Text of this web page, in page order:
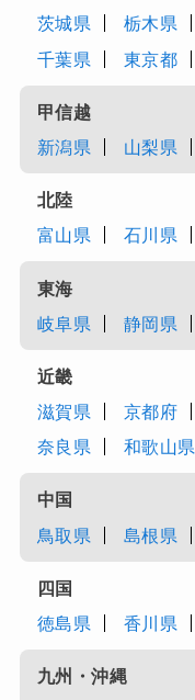
茨城県
栃木県
千葉県
東京都
甲信越
新潟県
山梨県
北陸
富山県
石川県
東海
岐阜県
静岡県
近畿
滋賀県
京都府
奈良県
和歌山県
中国
鳥取県
島根県
四国
徳島県
香川県
九州・沖縄